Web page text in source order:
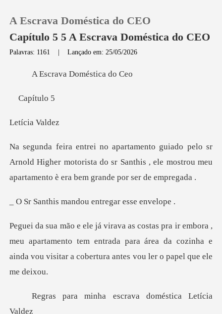
Loja
Sair
A Escrava Doméstica do CEO
Capítulo 5 5 A Escrava Doméstica do CEO
Palavras: 1161 |Lançado em: 25/05/2026
rava Domés
Let
Arnold Higher motorista do sr Santhis , ele mostrou
mandou entrega
meu apartamento tem entrada para área da cozinha e
ainda vou
minha escrava domés